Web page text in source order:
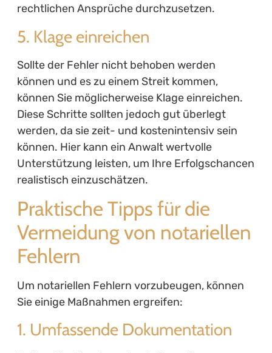
rechtlichen Ansprüche durchzusetzen.
5. Klage einreichen
Sollte der Fehler nicht behoben werden
können und es zu einem Streit kommen,
können Sie möglicherweise Klage einreichen.
Diese Schritte sollten jedoch gut überlegt
werden, da sie zeit- und kostenintensiv sein
können. Hier kann ein Anwalt wertvolle
Unterstützung leisten, um Ihre Erfolgschancen
realistisch einzuschätzen.
Praktische Tipps für die
Vermeidung von notariellen
Fehlern
Um notariellen Fehlern vorzubeugen, können
Sie einige Maßnahmen ergreifen:
1. Umfassende Dokumentation